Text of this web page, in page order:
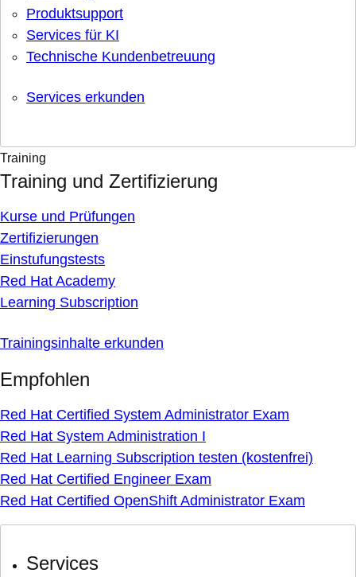
Produktsupport
Services für KI
Technische Kundenbetreuung
Services erkunden
Training
Training und Zertifizierung
Kurse und Prüfungen
Zertifizierungen
Einstufungstests
Red Hat Academy
Learning Subscription
Trainingsinhalte erkunden
Empfohlen
Red Hat Certified System Administrator Exam
Red Hat System Administration I
Red Hat Learning Subscription testen (kostenfrei)
Red Hat Certified Engineer Exam
Red Hat Certified OpenShift Administrator Exam
Services